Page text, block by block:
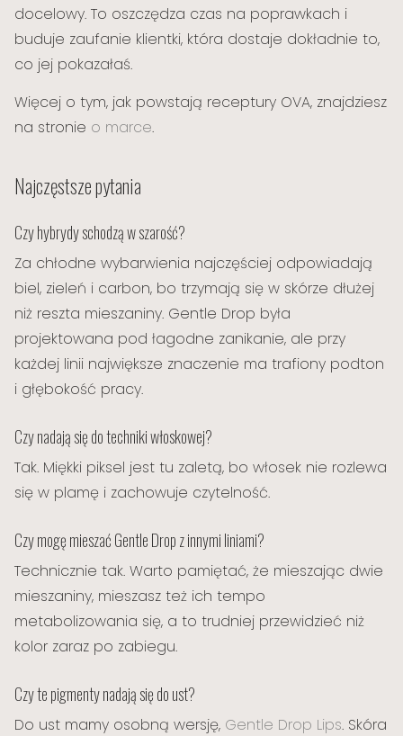
docelowy. To oszczędza czas na poprawkach i
buduje zaufanie klientki, która dostaje dokładnie to,
co jej pokazałaś.
Więcej o tym, jak powstają receptury OVA, znajdziesz
na stronie o marce.
Najczęstsze pytania
Czy hybrydy schodzą w szarość?
Za chłodne wybarwienia najczęściej odpowiadają
biel, zieleń i carbon, bo trzymają się w skórze dłużej
niż reszta mieszaniny. Gentle Drop była
projektowana pod łagodne zanikanie, ale przy
każdej linii największe znaczenie ma trafiony podton
i głębokość pracy.
Czy nadają się do techniki włoskowej?
Tak. Miękki piksel jest tu zaletą, bo włosek nie rozlewa
się w plamę i zachowuje czytelność.
Czy mogę mieszać Gentle Drop z innymi liniami?
Technicznie tak. Warto pamiętać, że mieszając dwie
mieszaniny, mieszasz też ich tempo
metabolizowania się, a to trudniej przewidzieć niż
kolor zaraz po zabiegu.
Czy te pigmenty nadają się do ust?
Do ust mamy osobną wersję, Gentle Drop Lips. Skóra